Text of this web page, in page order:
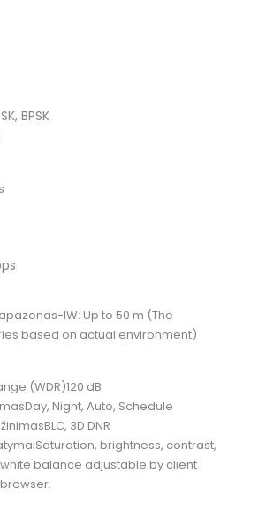
BPSK
-IW: Up to 50 m (The
based on actual environment)
(WDR)120 dB
Day, Night, Auto, Schedule
BLC, 3D DNR
Saturation, brightness, contrast,
white balance adjustable by client